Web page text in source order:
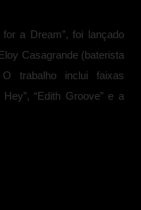
a Dream”, foi lançado
Casagrande (baterista
trabalho inclui faixas
Hey”, “Edith Groove” e a